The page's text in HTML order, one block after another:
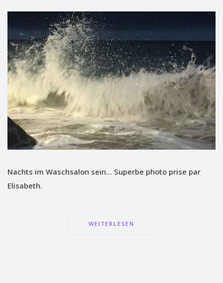
Nachts im Waschsalon sein… Superbe photo prise par
Elisabeth.
WEITERLESEN